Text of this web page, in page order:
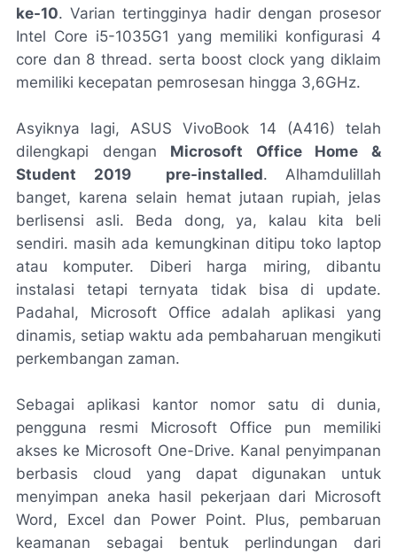
ke-10. Varian tertingginya hadir dengan prosesor
Intel Core i5-1035G1 yang memiliki konfigurasi 4
core dan 8 thread. serta boost clockyang diklaim
memiliki kecepatan pemrosesan hingga 3,6GHz.
Asyiknya lagi, ASUS VivoBook 14 (A416) telah
dilengkapi dengan Microsoft Office Home &
Student 2019 pre-installed. Alhamdulillah
banget, karena selain hemat jutaan rupiah, jelas
berlisensi asli. Beda dong, ya, kalau kita beli
sendiri. masih ada kemungkinan ditipu toko laptop
atau komputer. Diberi harga miring, dibantu
instalasi tetapi ternyata tidak bisa di update.
Padahal, Microsoft Office adalah aplikasi yang
dinamis, setiap waktu ada pembaharuan mengikuti
perkembangan zaman.
Sebagai aplikasi kantor nomor satu di dunia,
pengguna resmi Microsoft Office pun memiliki
akses ke Microsoft One-Drive. Kanal penyimpanan
berbasis cloudyang dapat digunakan untuk
menyimpan aneka hasil pekerjaan dari Microsoft
Word, Excel dan Power Point. Plus, pembaruan
keamanan sebagai bentuk perlindungan dari